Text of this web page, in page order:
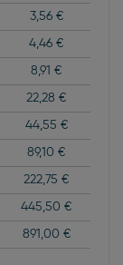
3,56 €
4,46 €
8,91 €
22,28 €
44,55 €
89,10 €
222,75 €
445,50 €
891,00 €